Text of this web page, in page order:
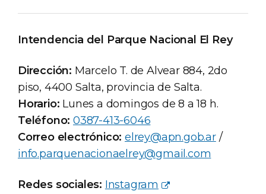
Intendencia del Parque Nacional El Rey
Dirección: Marcelo T. de Alvear 884, 2do
piso, 4400 Salta, provincia de Salta.
Horario: Lunes a domingos de 8 a 18 h.
Teléfono: 0387-413-6046
Correo electrónico: elrey@apn.gob.ar/
info.parquenacionaelrey@gmail.com
Redes sociales: Instagram